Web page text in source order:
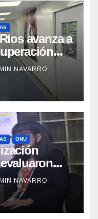
avanza a
NAVARRO
ONU
en
e
sísmica
NAVARRO